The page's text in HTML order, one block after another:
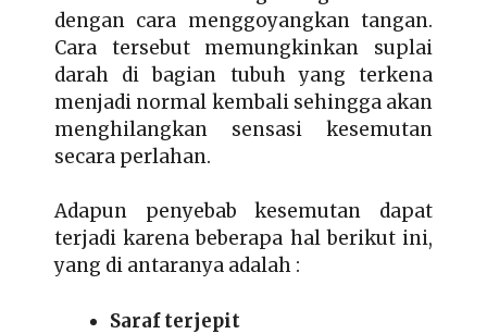
dengan cara menggoyangkan tangan.
Cara tersebut memungkinkan suplai
darah di bagian tubuh yang terkena
menjadi normal kembali sehingga akan
menghilangkan sensasi kesemutan
secara perlahan.
Adapun penyebab kesemutan dapat
terjadi karena beberapa hal berikut ini,
yang di antaranya adalah :
Saraf terjepit